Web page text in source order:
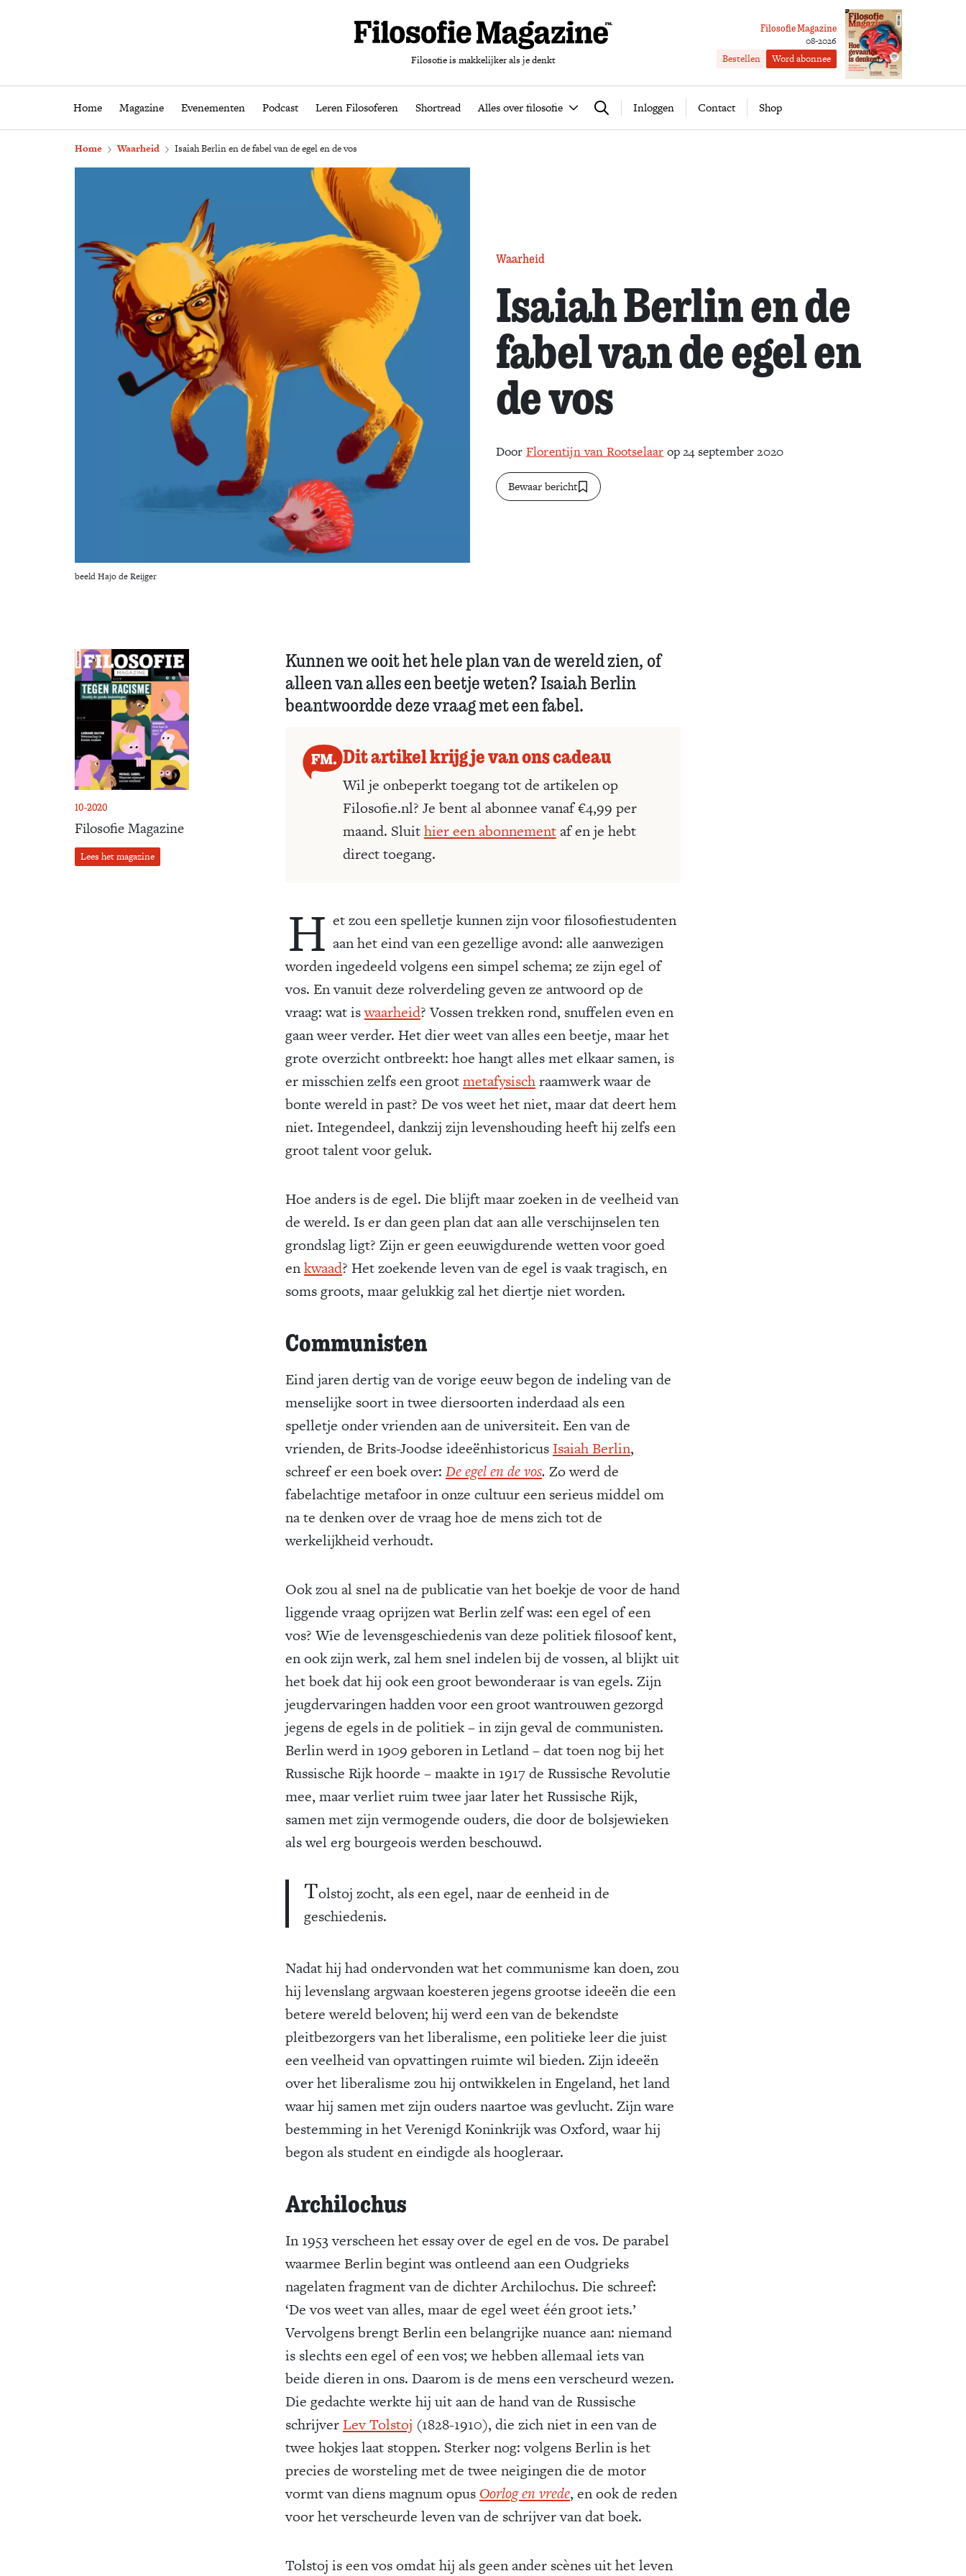
Filosofie is makkelijker als je denkt
Filosofie Magazine
08-2026
Bestellen Word abonnee
Home Magazine Evenementen Podcast Leren Filosoferen Shortread Alles over filosofie Zoeken Inloggen Contact Shop
Home Magazine Evenementen Podcast Leren Filosoferen Shortread Alles over filosofie Word abonnee
Home Waarheid Isaiah Berlin en de fabel van de egel en de vos
Waarheid
Isaiah Berlin en de
fabel van de egel en
de vos
Door Florentijn van Rootselaar op 24 september 2020
Bewaar bericht
beeld Hajo de Reijger
10-2020
Filosofie Magazine
Lees het magazine
Kunnen we ooit het hele plan van de wereld zien, of
alleen van alles een beetje weten? Isaiah Berlin
beantwoordde deze vraag met een fabel.
Dit artikel krijg je van ons cadeau
Wil je onbeperkt toegang tot de artikelen op
Filosofie.nl? Je bent al abonnee vanaf €4,99 per
maand. Sluithier een abonnementaf en je hebt
direct toegang.
H et zou een spelletje kunnen zijn voor filosofiestudenten
aan het eind van een gezellige avond: alle aanwezigen
worden ingedeeld volgens een simpel schema; ze zijn egel of
vos. En vanuit deze rolverdeling geven ze antwoord op de
vraag: wat iswaarheid? Vossen trekken rond, snuffelen even en
gaan weer verder. Het dier weet van alles een beetje, maar het
grote overzicht ontbreekt: hoe hangt alles met elkaar samen, is
er misschien zelfs een grootmetafysischraamwerk waar de
bonte wereld in past? De vos weet het niet, maar dat deert hem
niet. Integendeel, dankzij zijn levenshouding heeft hij zelfs een
groot talent voor geluk.
Hoe anders is de egel. Die blijft maar zoeken in de veelheid van
de wereld. Is er dan geen plan dat aan alle verschijnselen ten
grondslag ligt? Zijn er geen eeuwigdurende wetten voor goed
enkwaad? Het zoekende leven van de egel is vaak tragisch, en
soms groots, maar gelukkig zal het diertje niet worden.
Communisten
Eind jaren dertig van de vorige eeuw begon de indeling van de
menselijke soort in twee diersoorten inderdaad als een
spelletje onder vrienden aan de universiteit. Een van de
vrienden, de Brits-Joodse ideeënhistoricus Isaiah Berlin,
schreef er een boek over: De egel en de vos. Zo werd de
fabelachtige metafoor in onze cultuur een serieus middel om
na te denken over de vraag hoe de mens zich tot de
werkelijkheid verhoudt.
Ook zou al snel na de publicatie van het boekje de voor de hand
liggende vraag oprijzen wat Berlin zelf was: een egel of een
vos? Wie de levensgeschiedenis van deze politiek filosoof kent,
en ook zijn werk, zal hem snel indelen bij de vossen, al blijkt uit
het boek dat hij ook een groot bewonderaar is van egels. Zijn
jeugdervaringen hadden voor een groot wantrouwen gezorgd
jegens de egels in de politiek – in zijn geval de communisten.
Berlin werd in 1909 geboren in Letland – dat toen nog bij het
Russische Rijk hoorde – maakte in 1917 de Russische Revolutie
mee, maar verliet ruim twee jaar later het Russische Rijk,
samen met zijn vermogende ouders, die door de bolsjewieken
als wel erg bourgeois werden beschouwd.
Tolstoj zocht, als een egel, naar de eenheid in de
geschiedenis.
Nadat hij had ondervonden wat het communisme kan doen, zou
hij levenslang argwaan koesteren jegens grootse ideeën die een
betere wereld beloven; hij werd een van de bekendste
pleitbezorgers van het liberalisme, een politieke leer die juist
een veelheid van opvattingen ruimte wil bieden. Zijn ideeën
over het liberalisme zou hij ontwikkelen in Engeland, het land
waar hij samen met zijn ouders naartoe was gevlucht. Zijn ware
bestemming in het Verenigd Koninkrijk was Oxford, waar hij
begon als student en eindigde als hoogleraar.
Archilochus
In 1953 verscheen het essay over de egel en de vos. De parabel
waarmee Berlin begint was ontleend aan een Oudgrieks
nagelaten fragment van de dichter Archilochus. Die schreef:
‘De vos weet van alles, maar de egel weet één groot iets.’
Vervolgens brengt Berlin een belangrijke nuance aan: niemand
is slechts een egel of een vos; we hebben allemaal iets van
beide dieren in ons. Daarom is de mens een verscheurd wezen.
Die gedachte werkte hij uit aan de hand van de Russische
schrijver Lev Tolstoj (1828-1910), die zich niet in een van de
twee hokjes laat stoppen. Sterker nog: volgens Berlin is het
precies de worsteling met de twee neigingen die de motor
vormt van diens magnum opus Oorlog en vrede, en ook de reden
voor het verscheurde leven van de schrijver van dat boek.
Tolstoj is een vos omdat hij als geen ander scènes uit het leven